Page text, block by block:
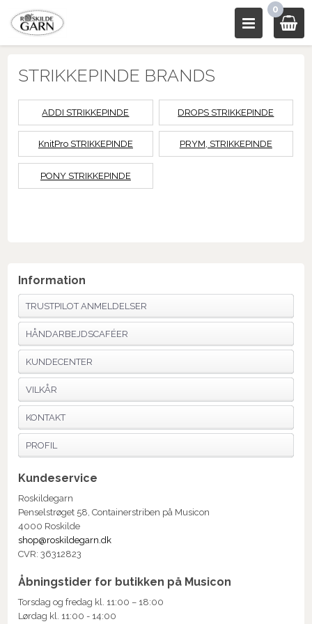
0
STRIKKEPINDE BRANDS
ADDI STRIKKEPINDE DROPS STRIKKEPINDE
KnitPro STRIKKEPINDE PRYM, STRIKKEPINDE
PONY STRIKKEPINDE
Information
TRUSTPILOT ANMELDELSER
HÅNDARBEJDSCAFÉER
KUNDECENTER
VILKÅR
KONTAKT
PROFIL
Kundeservice
Roskildegarn
Penselstrøget 58, Containerstriben på Musicon
4000 Roskilde
shop@roskildegarn.dk
CVR: 36312823
Åbningstider for butikken på Musicon
Torsdag og fredag kl. 11:00 – 18:00
Lørdag kl. 11:00 - 14:00